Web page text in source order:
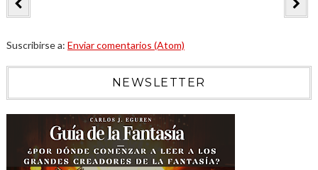
Suscribirse a: Enviar comentarios (Atom)
NEWSLETTER